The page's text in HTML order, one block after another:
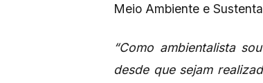
Meio Ambiente e
“Como ambientalista
desde que sejam